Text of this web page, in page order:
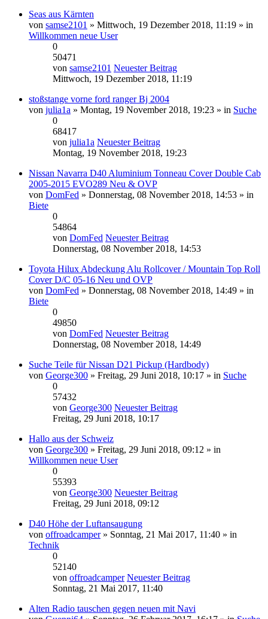
Seas aus Kärnten
von samse2101 » Mittwoch, 19 Dezember 2018, 11:19 » in
Willkommen neue User
0
50471
von samse2101 Neuester Beitrag
Mittwoch, 19 Dezember 2018, 11:19
stoßstange vorne ford ranger Bj 2004
von julia1a » Montag, 19 November 2018, 19:23 » in Suche
0
68417
von julia1a Neuester Beitrag
Montag, 19 November 2018, 19:23
Nissan Navarra D40 Aluminium Tonneau Cover Double Cab
2005-2015 EVO289 Neu & OVP
von DomFed » Donnerstag, 08 November 2018, 14:53 » in
Biete
0
54864
von DomFed Neuester Beitrag
Donnerstag, 08 November 2018, 14:53
Toyota Hilux Abdeckung Alu Rollcover / Mountain Top Roll
Cover D/C 05-16 Neu und OVP
von DomFed » Donnerstag, 08 November 2018, 14:49 » in
Biete
0
49850
von DomFed Neuester Beitrag
Donnerstag, 08 November 2018, 14:49
Suche Teile für Nissan D21 Pickup (Hardbody)
von George300 » Freitag, 29 Juni 2018, 10:17 » in Suche
0
57432
von George300 Neuester Beitrag
Freitag, 29 Juni 2018, 10:17
Hallo aus der Schweiz
von George300 » Freitag, 29 Juni 2018, 09:12 » in
Willkommen neue User
0
55393
von George300 Neuester Beitrag
Freitag, 29 Juni 2018, 09:12
D40 Höhe der Luftansaugung
von offroadcamper» Sonntag, 21 Mai 2017, 11:40 » in
Technik
0
52140
von offroadcamper Neuester Beitrag
Sonntag, 21 Mai 2017, 11:40
Alten Radio tauschen gegen neuen mit Navi